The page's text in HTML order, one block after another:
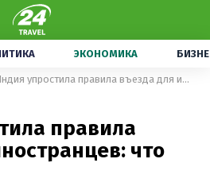
ЭКОНОМИКА
Индия упростила правила въезда для иностранцев: что нового
правила
что